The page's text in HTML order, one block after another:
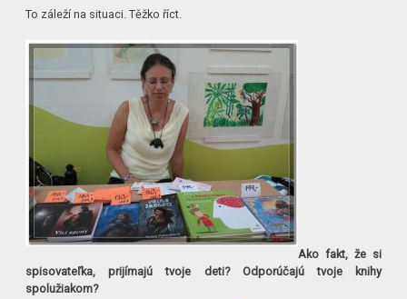
To záleží na situaci. Těžko říct.
Ako fakt, že si
spisovateľka, prijímajú tvoje deti? Odporúčajú tvoje knihy
spolužiakom?